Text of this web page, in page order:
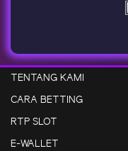
TENTANG KAMI
CARA BETTING
RTP SLOT
E-WALLET